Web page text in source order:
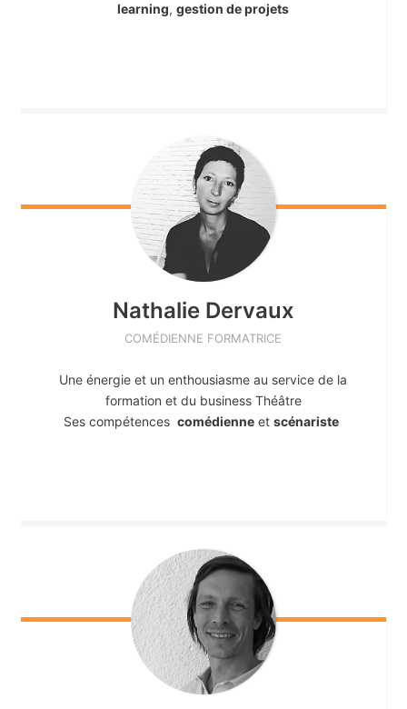
learning,gestion de projets
Nathalie Dervaux
COMÉDIENNE FORMATRICE
Une énergie et un enthousiasme au service de la
formation et du business Théâtre
Ses compétencescomédienne etscénariste